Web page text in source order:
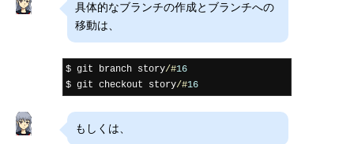
具体的なブランチの作成とブランチへの
移動は、
$ git branch story/#16
$ git checkout story/#16
もしくは、